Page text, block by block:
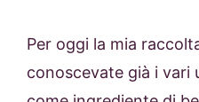
Per oggi la mia
conoscevate già i vari